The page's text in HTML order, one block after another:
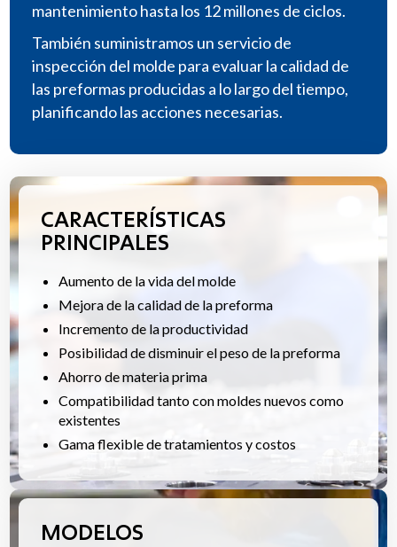
mantenimiento hasta los 12 millones de ciclos.
También suministramos un servicio de
inspección del molde para evaluar la calidad de
las preformas producidas a lo largo del tiempo,
planificando las acciones necesarias.
CARACTERÍSTICAS
PRINCIPALES
Aumento de la vida del molde
Mejora de la calidad de la preforma
Incremento de la productividad
Posibilidad de disminuir el peso de la preforma
Ahorro de materia prima
Compatibilidad tanto con moldes nuevos como
existentes
Gama flexible de tratamientos y costos
MODELOS